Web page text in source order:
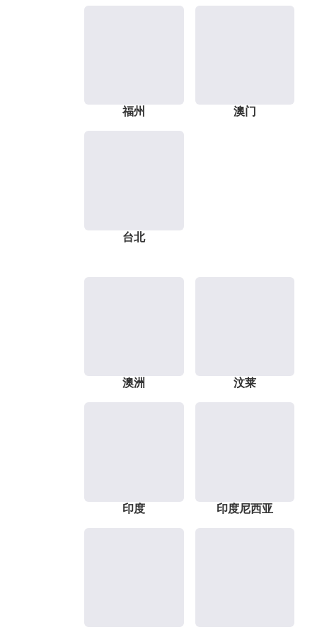
福州 澳门
台北
澳洲 汶莱
印度 印度尼西亚